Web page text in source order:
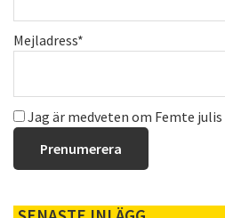
Mejladress*
Jag är medveten om Femte julis